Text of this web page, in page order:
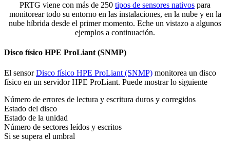
PRTG viene con más de 250 tipos de sensores nativos para
monitorear todo su entorno en las instalaciones, en la nube y en la
nube híbrida desde el primer momento. Eche un vistazo a algunos
ejemplos a continuación.
Disco físico HPE ProLiant (SNMP)
El sensorDisco físico HPE ProLiant (SNMP) monitorea un disco
físico en un servidor HPE ProLiant. Puede mostrar lo siguiente
Número de errores de lectura y escritura duros y corregidos
Estado del disco
Estado de la unidad
Número de sectores leídos y escritos
Si se supera el umbral